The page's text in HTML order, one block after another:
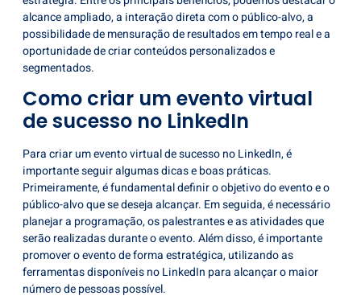
alcance ampliado, a interação direta com o público-alvo, a
possibilidade de mensuração de resultados em tempo real e a
oportunidade de criar conteúdos personalizados e
segmentados.
Como criar um evento virtual
de sucesso no LinkedIn
Para criar um evento virtual de sucesso no LinkedIn, é
importante seguir algumas dicas e boas práticas.
Primeiramente, é fundamental definir o objetivo do evento e o
público-alvo que se deseja alcançar. Em seguida, é necessário
planejar a programação, os palestrantes e as atividades que
serão realizadas durante o evento. Além disso, é importante
promover o evento de forma estratégica, utilizando as
ferramentas disponíveis no LinkedIn para alcançar o maior
número de pessoas possível.